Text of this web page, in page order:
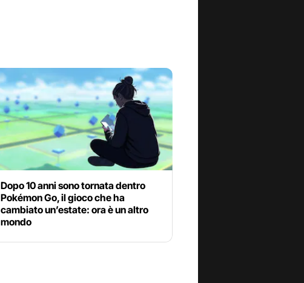
Dopo 10 anni sono tornata dentro
Pokémon Go, il gioco che ha
cambiato un’estate: ora è un altro
mondo